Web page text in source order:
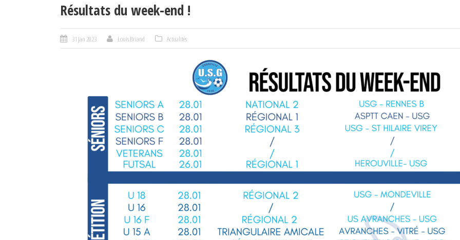
Résultats du week-end !
31 Jan 2023 Louis Briand Actualités